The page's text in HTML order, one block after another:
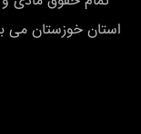
استان خوزستان می